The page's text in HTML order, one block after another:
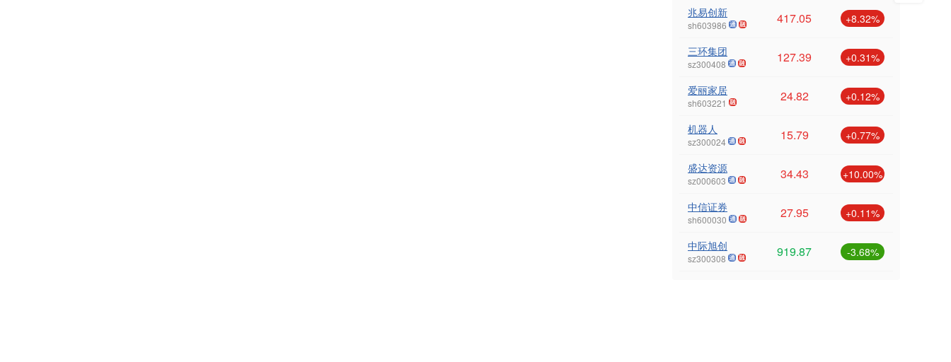
兆易创新
sh603986 417.05 +8.32%
三环集团
sz300408 127.39 +0.31%
爱丽家居
sh603221 24.82 +0.12%
机器人
sz300024 15.79 +0.77%
盛达资源
sz000603 34.43 +10.00%
中信证券
sh600030 27.95 +0.11%
中际旭创
sz300308 919.87 -3.68%